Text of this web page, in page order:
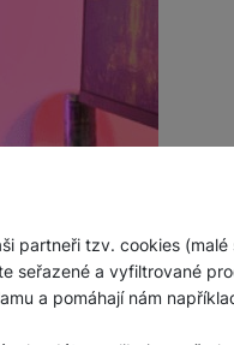
partneři tzv. cookies
seřazené a vyfiltrované
a pomáhají nám